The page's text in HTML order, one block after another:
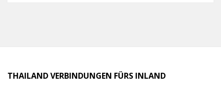
THAILAND VERBINDUNGEN FÜRS INLAND